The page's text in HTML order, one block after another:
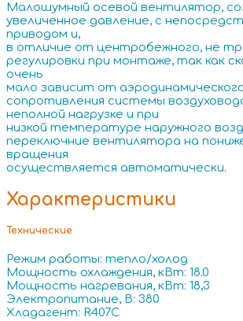
Малошумный осевой вентилятор,
увеличенное давление, с
приводом и,
в отличие от центробежного, не
регулировки при монтаже, так как
очень
мало зависит от
сопротивления системы
неполной нагрузке и при
низкой температуре наружного
переключние вентилятора на
вращения
осуществляется автоматически.
Характеристики
Технические
Режим работы: тепло/холод
Мощность охлаждения, кВт: 18.0
Мощность нагревания, кВт: 18,3
Электропитание, В: 380
Хладагент: R407C